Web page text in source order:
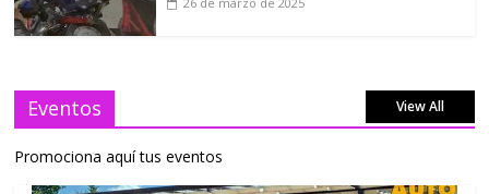
Eventos View All
Promociona aquí tus eventos